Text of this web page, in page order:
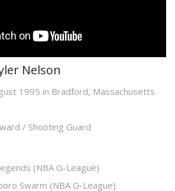
Nelson
1995 in Bradford, Massachusetts
/ Shooting Guard
(NBA G-League)
Swarm (NBA G-League)